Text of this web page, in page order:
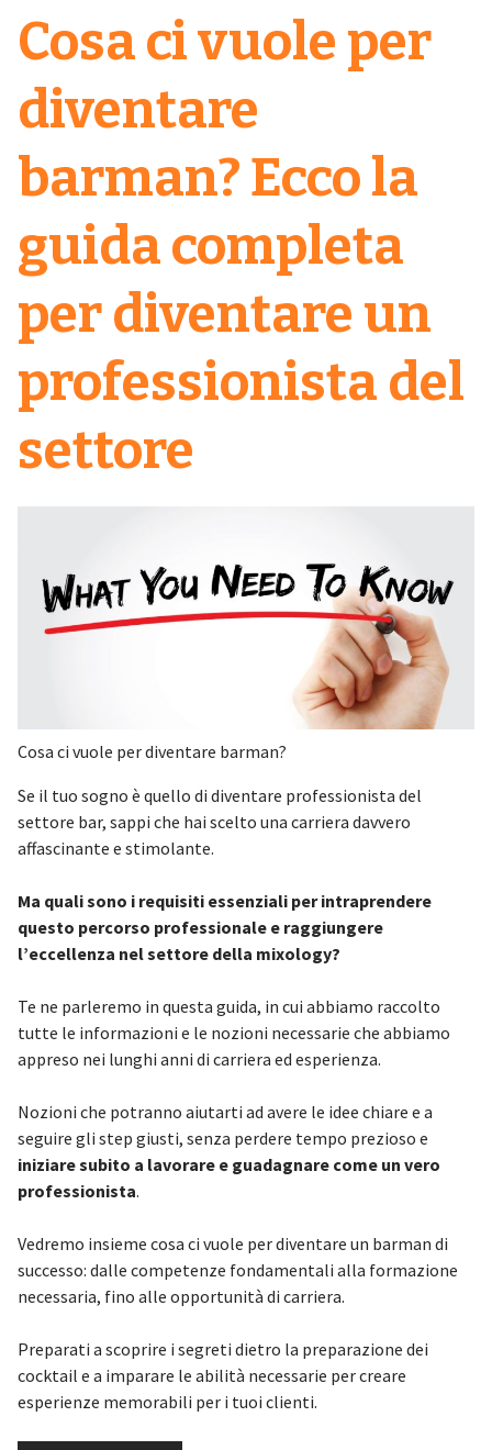
Cosa ci vuole per
diventare
barman? Ecco la
guida completa
per diventare un
professionista del
settore
Cosa ci vuole per diventare barman?
Se il tuo sogno è quello di diventare professionista del
settore bar, sappi che hai scelto una carriera davvero
affascinante e stimolante.
Ma quali sono i requisiti essenziali per intraprendere
questo percorso professionale e raggiungere
l’eccellenza nel settore della mixology?
Te ne parleremo in questa guida, in cui abbiamo raccolto
tutte le informazioni e le nozioni necessarie che abbiamo
appreso nei lunghi anni di carriera ed esperienza.
Nozioni che potranno aiutarti ad avere le idee chiare e a
seguire gli step giusti, senza perdere tempo prezioso e
iniziare subito a lavorare e guadagnare come un vero
professionista.
Vedremo insieme cosa ci vuole per diventare un barman di
successo: dalle competenze fondamentali alla formazione
necessaria, fino alle opportunità di carriera.
Preparati a scoprire i segreti dietro la preparazione dei
cocktail e a imparare le abilità necessarie per creare
esperienze memorabili per i tuoi clienti.